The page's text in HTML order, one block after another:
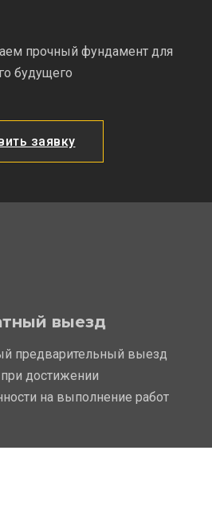
прочный фундамент для
будущего
заявку
выезд
предварительный выезд
достижении
на выполнение работ